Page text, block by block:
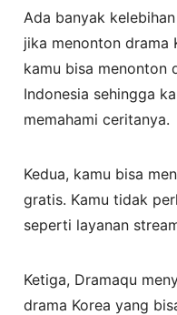
Ada banyak
jika menonton drama
kamu bisa menonton
Indonesia sehingga
memahami ceritanya.
Kedua, kamu bisa
gratis. Kamu tidak
seperti layanan
Ketiga, Dramaqu
drama Korea yang